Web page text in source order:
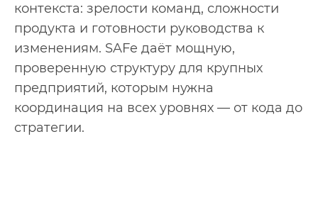
контекста: зрелости команд, сложности
продукта и готовности руководства к
изменениям. SAFe даёт мощную,
проверенную структуру для крупных
предприятий, которым нужна
координация на всех уровнях — от кода до
стратегии.